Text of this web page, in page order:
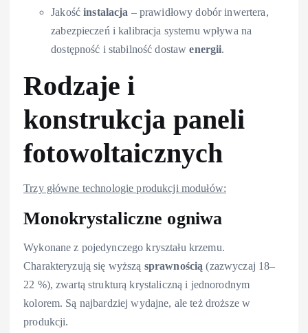
Jakośćinstalacja – prawidłowy dobór inwertera,
zabezpieczeń i kalibracja systemu wpływa na
dostępność i stabilność dostawenergii.
Rodzaje i
konstrukcja paneli
fotowoltaicznych
Trzy główne technologie produkcji modułów:
Monokrystaliczne ogniwa
Wykonane z pojedynczego kryształu krzemu.
Charakteryzują się wyższą sprawnością (zazwyczaj 18–
22 %), zwartą strukturą krystaliczną i jednorodnym
kolorem. Są najbardziej wydajne, ale też droższe w
produkcji.